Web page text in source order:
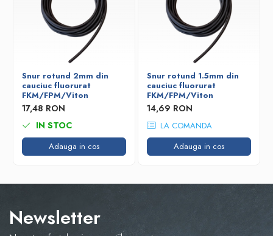
Snur rotund 2mm din
cauciuc fluorurat
FKM/FPM/Viton
17,48 RON
IN STOC
Adauga in cos
Snur rotund 1.5mm din
cauciuc fluorurat
FKM/FPM/Viton
14,69 RON
LA COMANDA
Adauga in cos
Newsletter